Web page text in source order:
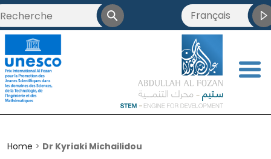
<
Français
العربية
English
简体中文
Home > Dr Kyriaki Michailidou